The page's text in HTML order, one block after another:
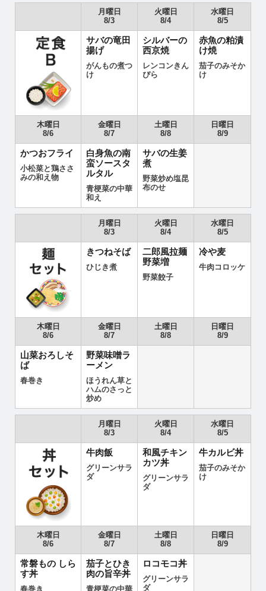
月曜日
8/3
火曜日
8/4
水曜日
8/5
サバの竜田
揚げ
がんもの煮つ
け
シルバーの
西京焼
レンコンきん
ぴら
赤魚の粕漬
け焼
茄子のみそか
け
木曜日
8/6
金曜日
8/7
土曜日
8/8
日曜日
8/9
かつおフライ
小松菜と鶏ささ
みの和え物
白身魚の南
蛮ソースタ
ルタル
青梗菜の中華
和え
サバの生姜
煮
野菜炒め塩昆
布のせ
月曜日
8/3
火曜日
8/4
水曜日
8/5
きつねそば
ひじき煮
二郎風拉麺
野菜増
野菜餃子
冷や麦
牛肉コロッケ
木曜日
8/6
金曜日
8/7
土曜日
8/8
日曜日
8/9
山菜おろしそ
ば
春巻き
野菜味噌ラ
ーメン
ほうれん草と
ハムのさっと
炒め
月曜日
8/3
火曜日
8/4
水曜日
8/5
牛肉飯
グリーンサラ
ダ
和風チキン
カツ丼
グリーンサラ
ダ
牛カルビ丼
茄子のみそか
け
木曜日
8/6
金曜日
8/7
土曜日
8/8
日曜日
8/9
常磐もの しら
す丼
春巻き
茄子とひき
肉の旨辛丼
青梗菜の中華
ロコモコ丼
グリーンサラ
ダ